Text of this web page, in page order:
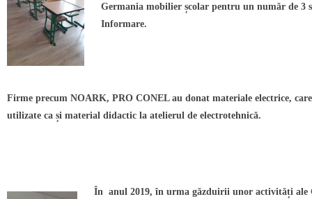
Germania mobilier școlar pentru un număr de 3
Informare.
Firme precum NOARK, PRO CONEL au donat materiale electrice,
utilizate ca și material didactic la atelierul de electrotehnică.
În anul 2019, în urma găzduirii unor activități ale